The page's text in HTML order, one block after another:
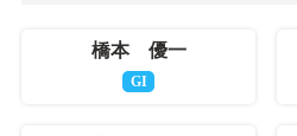
橋本 優一
GI